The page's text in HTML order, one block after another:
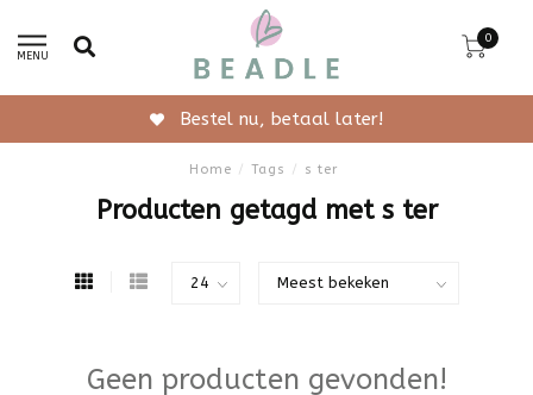
MENU
0
Bestel nu, betaal later!
Home / Tags / s ter
Producten getagd met s ter
Geen producten gevonden!